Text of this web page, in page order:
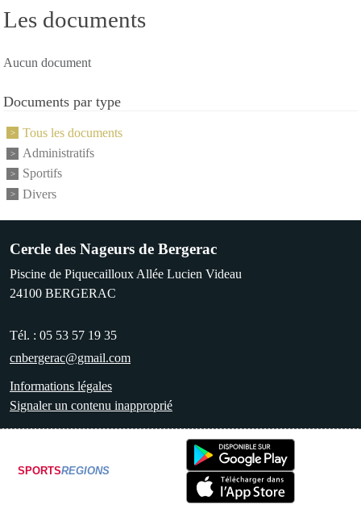
Les documents
Aucun document
Documents par type
Tous les documents
Administratifs
Sportifs
Divers
Cercle des Nageurs de Bergerac
Piscine de Piquecailloux Allée Lucien Videau
24100 BERGERAC
Tél. : 05 53 57 19 35
cnbergerac@gmail.com
Informations légales
Signaler un contenu inapproprié
SPORTSREGIONS